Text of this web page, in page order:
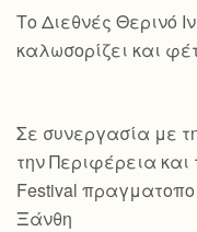
Το Διεθνές Θερινό
καλωσορίζει και
Σε συνεργασία με
την Περιφέρεια
Festival
Ξάνθη